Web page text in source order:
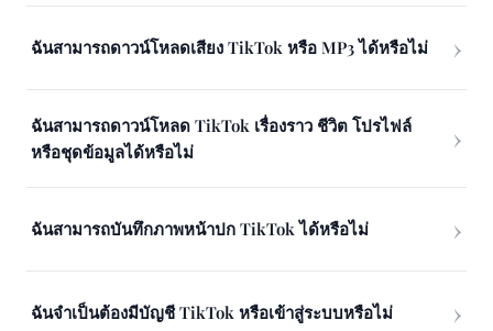
ฉันสามารถดาวน์โหลดเสียง TikTok หรือ MP3 ได้หรือไม่
ฉันสามารถดาวน์โหลด TikTok เรื่องราว ชีวิต โปรไฟล์
หรือชุดข้อมูลได้หรือไม่
ฉันสามารถบันทึกภาพหน้าปก TikTok ได้หรือไม่
ฉันจำเป็นต้องมีบัญชี TikTok หรือเข้าสู่ระบบหรือไม่